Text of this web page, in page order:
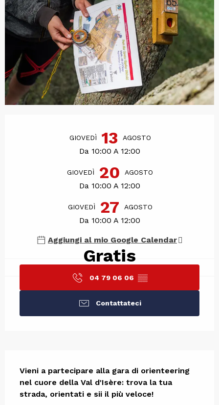
GIOVEDÌ 13 AGOSTO
Da 10:00 A 12:00
GIOVEDÌ 20 AGOSTO
Da 10:00 A 12:00
GIOVEDÌ 27 AGOSTO
Da 10:00 A 12:00
Aggiungi al mio Google Calendar
Gratis
04 79 06 06 ▒▒
Contattateci
Vieni a partecipare alla gara di orienteering
nel cuore della Val d'Isère: trova la tua
strada, orientati e sii il più veloce!